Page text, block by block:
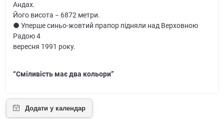
Андах.
Його висота − 6872 метри.
● Уперше синьо-жовтий прапор підняли над Верховною
Радою 4
вересня 1991 року.
“Сміливість має два кольори”